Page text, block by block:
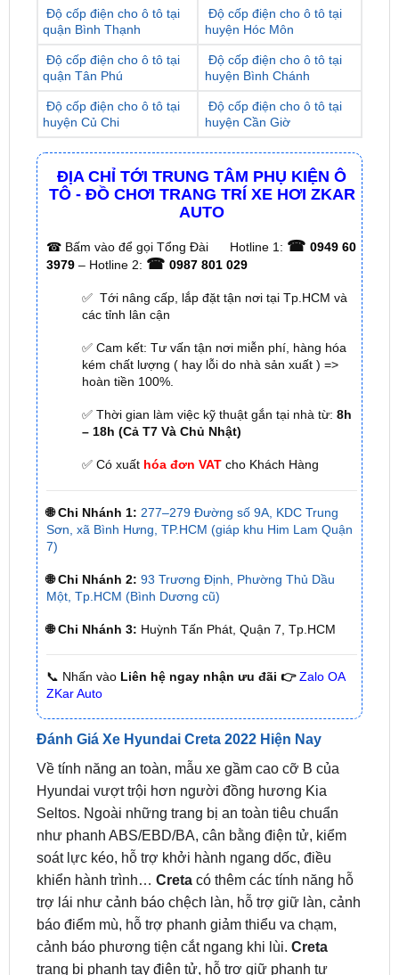
Độ cốp điện cho ô tô tại
quận Bình Thạnh
Độ cốp điện cho ô tô tại
huyện Hóc Môn
Độ cốp điện cho ô tô tại
quận Tân Phú
Độ cốp điện cho ô tô tại
huyện Bình Chánh
Độ cốp điện cho ô tô tại
huyện Củ Chi
Độ cốp điện cho ô tô tại
huyện Cần Giờ
ĐỊA CHỈ TỚI TRUNG TÂM PHỤ KIỆN Ô
TÔ - ĐỒ CHƠI TRANG TRÍ XE HƠI ZKAR
AUTO
☎Bấm vào để gọi Tổng Đài Hotline 1: ☎ 0949 60
3979 – Hotline 2: ☎ 0987 801 029
✅ Tới nâng cấp, lắp đặt tận nơi tại Tp.HCM và
các tỉnh lân cận
✅ Cam kết: Tư vấn tận nơi miễn phí, hàng hóa
kém chất lượng ( hay lỗi do nhà sản xuất ) =>
hoàn tiền 100%.
✅ Thời gian làm việc kỹ thuật gắn tại nhà từ: 8h
– 18h (Cả T7 Và Chủ Nhật)
✅ Có xuất hóa đơn VATcho Khách Hàng
🌐 Chi Nhánh 1: 277–279 Đường số 9A, KDC Trung
Sơn, xã Bình Hưng, TP.HCM (giáp khu Him Lam Quận
7)
🌐 Chi Nhánh 2: 93 Trương Định, Phường Thủ Dầu
Một, Tp.HCM (Bình Dương cũ)
🌐 Chi Nhánh 3: Huỳnh Tấn Phát, Quận 7, Tp.HCM
📞 Nhấn vàoLiên hệ ngay nhận ưu đãi 👉 Zalo OA
ZKar Auto
Đánh Giá Xe Hyundai Creta 2022 Hiện Nay
Về tính năng an toàn, mẫu xe gầm cao cỡ B của
Hyundai vượt trội hơn người đồng hương Kia
Seltos. Ngoài những trang bị an toàn tiêu chuẩn
như phanh ABS/EBD/BA, cân bằng điện tử, kiểm
soát lực kéo, hỗ trợ khởi hành ngang dốc, điều
khiển hành trình… Cretacó thêm các tính năng hỗ
trợ lái như cảnh báo chệch làn, hỗ trợ giữ làn, cảnh
báo điểm mù, hỗ trợ phanh giảm thiểu va chạm,
cảnh báo phương tiện cắt ngang khi lùi. Creta
trang bị phanh tay điện tử, hỗ trợ giữ phanh tự